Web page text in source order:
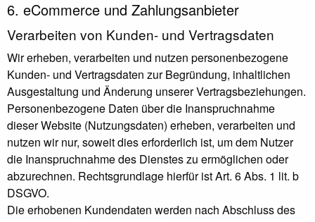
6. eCommerce und Zahlungs­anbieter
Verarbeiten von Kunden- und Vertragsdaten
Wir erheben, verarbeiten und nutzen personenbezogene
Kunden- und Vertragsdaten zur Begründung, inhaltlichen
Ausgestaltung und Änderung unserer Vertragsbeziehungen.
Personenbezogene Daten über die Inanspruchnahme
dieser Website (Nutzungsdaten) erheben, verarbeiten und
nutzen wir nur, soweit dies erforderlich ist, um dem Nutzer
die Inanspruchnahme des Dienstes zu ermöglichen oder
abzurechnen. Rechtsgrundlage hierfür ist Art. 6 Abs. 1 lit. b
DSGVO.
Die erhobenen Kundendaten werden nach Abschluss des